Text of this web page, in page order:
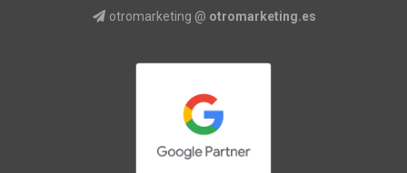
otromarketing @ otromarketing.es